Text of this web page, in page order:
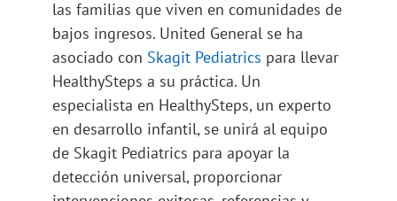
las familias que viven en comunidades de
bajos ingresos. United General se ha
asociado con Skagit Pediatrics para llevar
HealthySteps a su práctica. Un
especialista en HealthySteps, un experto
en desarrollo infantil, se unirá al equipo
de Skagit Pediatrics para apoyar la
detección universal, proporcionar